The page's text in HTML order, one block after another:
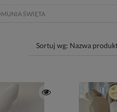
ŚWIĘTA
Sortuj wg: Nazwa